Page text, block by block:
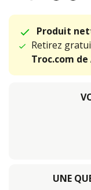
Produit
Retirez
Troc.com
UNE